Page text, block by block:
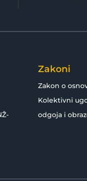
Zakoni
Zakon o
Kolektivni
odgoja i